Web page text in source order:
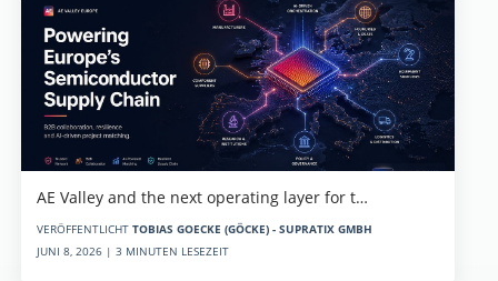
AE Valley and the next operating layer for t…
VERÖFFENTLICHT TOBIAS GOECKE (GÖCKE) - SUPRATIX GMBH
JUNI 8, 2026 | 3 MINUTEN LESEZEIT